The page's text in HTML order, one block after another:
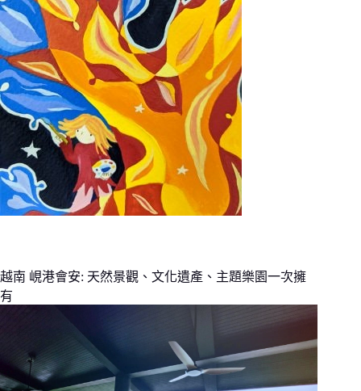
越南 峴港會安: 天然景觀、文化遺產、主題樂園一次擁
有